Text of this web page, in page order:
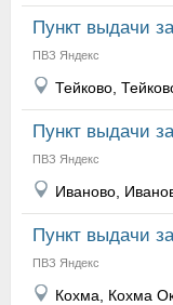
Пункт выдачи
ПВЗ Яндекс
Тейково,
Пункт выдачи
ПВЗ Яндекс
Иваново,
Пункт выдачи
ПВЗ Яндекс
Кохма, Кохма